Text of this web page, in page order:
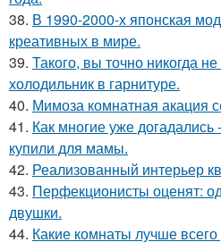
38. В 1990-2000-х японская
креативных в мире.
39. Такого, вы точно никогда
холодильник в гарнитуре.
40. Мимоза комнатная акация
41. Как многие уже догадались
купили для мамы.
42. Реализованный интерьер
43. Перфекционисты оценят:
двушки.
44. Какие комнаты лучше